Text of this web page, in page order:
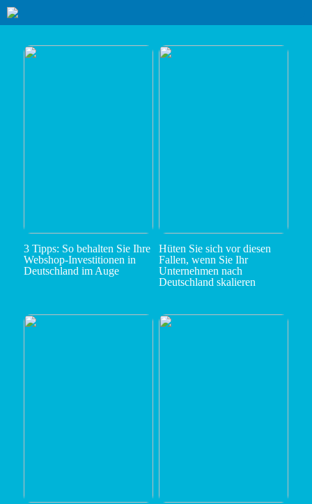
3 Tipps: So behalten Sie Ihre
Webshop-Investitionen in
Deutschland im Auge
Hüten Sie sich vor diesen
Fallen, wenn Sie Ihr
Unternehmen nach
Deutschland skalieren